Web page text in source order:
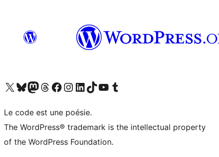
Visit our X (formerly Twitter) account
Visitez notre compte Bluesky
Visit our Mastodon account
Visitez notre compte Threads
Visit our Facebook page
Visit our Instagram account
Visit our LinkedIn account
Visitez notre compte TikTok
Visit our YouTube channel
Visitez notre compte Tumblr
Le code est une poésie.
The WordPress® trademark is the intellectual property
of the WordPress Foundation.